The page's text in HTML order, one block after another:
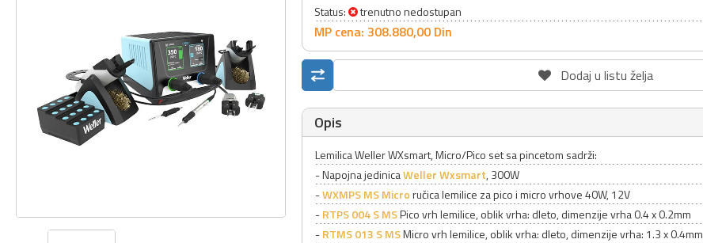
Status:
trenutno nedostupan
MP cena: 308.880,00 Din
Dodaj u listu želja
Opis
Lemilica Weller WXsmart, Micro/Pico set sa pincetom sadrži:
- Napojna jedinicaWeller Wxsmart, 300W
-WXMPS MS Microručica lemilice za pico i micro vrhove 40W, 12V
-RTPS 004 S MSPico vrh lemilice, oblik vrha: dleto, dimenzije vrha 0.4 x 0.2mm
-RTMS 013 S MSMicro vrh lemilice, oblik vrha: dleto, dimenzije vrha: 1.3 x 0.4mm